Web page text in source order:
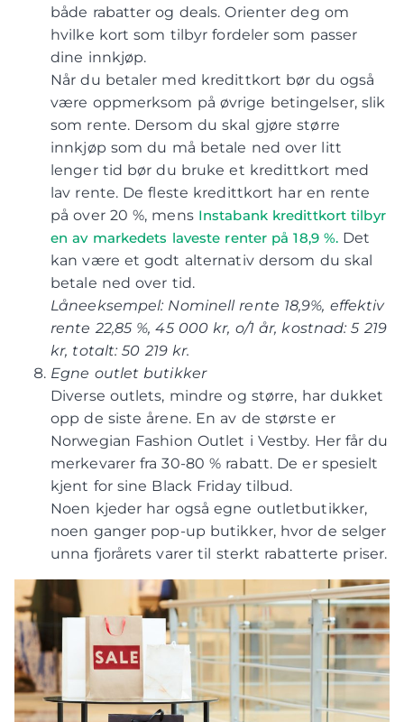
både rabatter og deals. Orienter deg om
hvilke kort som tilbyr fordeler som passer
dine innkjøp.
Når du betaler med kredittkort bør du også
være oppmerksom på øvrige betingelser, slik
som rente. Dersom du skal gjøre større
innkjøp som du må betale ned over litt
lenger tid bør du bruke et kredittkort med
lav rente. De fleste kredittkort har en rente
på over 20 %, mens Instabank kredittkort tilbyr
en av markedets laveste renter på 18,9 %. Det
kan være et godt alternativ dersom du skal
betale ned over tid.
Låneeksempel: Nominell rente 18,9%, effektiv
rente 22,85 %, 45 000 kr, o/1 år, kostnad: 5 219
kr, totalt: 50 219 kr.
Egne outlet butikker
Diverse outlets, mindre og større, har dukket
opp de siste årene. En av de største er
Norwegian Fashion Outlet i Vestby. Her får du
merkevarer fra 30-80 % rabatt. De er spesielt
kjent for sine Black Friday tilbud.
Noen kjeder har også egne outletbutikker,
noen ganger pop-up butikker, hvor de selger
unna fjorårets varer til sterkt rabatterte priser.